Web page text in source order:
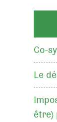
Co-
Le